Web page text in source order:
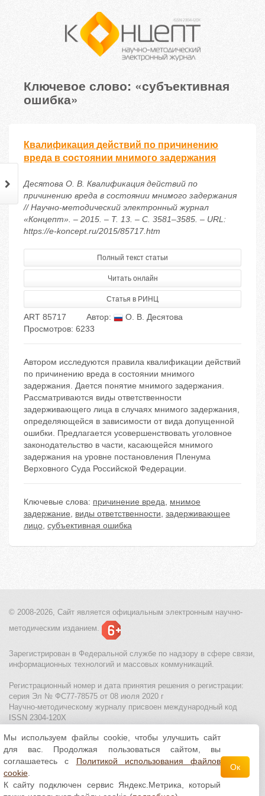
Ключевое слово: «субъективная
ошибка»
Квалификация действий по причинению
вреда в состоянии мнимого задержания
Десятова О. В. Квалификация действий по
причинению вреда в состоянии мнимого задержания
// Научно-методический электронный журнал
«Концепт». – 2015. – Т. 13. – С. 3581–3585. – URL:
https://e-koncept.ru/2015/85717.htm
Полный текст статьи
Читать онлайн
Статья в РИНЦ
ART 85717 Автор:
О. В. Десятова
Просмотров: 6233
Автором исследуются правила квалификации действий
по причинению вреда в состоянии мнимого
задержания. Дается понятие мнимого задержания.
Рассматриваются виды ответственности
задерживающего лица в случаях мнимого задержания,
определяющейся в зависимости от вида допущенной
ошибки. Предлагается усовершенствовать уголовное
законодательство в части, касающейся мнимого
задержания на уровне постановления Пленума
Верховного Суда Российской Федерации.
Ключевые слова: причинение вреда, мнимое
задержание, виды ответственности, задерживающее
лицо, субъективная ошибка
© 2008-2026, Сайт является официальным электронным научно-
методическим изданием.
Зарегистрирован в Федеральной службе по надзору в сфере связи,
информационных технологий и массовых коммуникаций.
Регистрационный номер и дата принятия решения о регистрации:
серия Эл № ФС77-78575 от 08 июля 2020 г
Научно-методическому журналу присвоен международный код
ISSN 2304-120X
МЦИТО|Школьные олимпиады и онлайн конкурсы для детей
Политика использования файлов cookie| Политика обработки и
защиты персональных данных
Все материалы доступны полицензии Creative
Commons С указанием авторства 4.0 Всемирная
Мы используем файлы cookie, чтобы улучшить сайт
для вас. Продолжая пользоваться сайтом, вы
соглашаетесь с Политикой использования файлов
cookie
К сайту подключен сервис Яндекс.Метрика, который
Ок